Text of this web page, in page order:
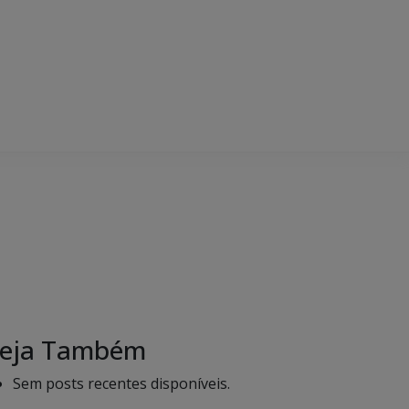
Também
Sem posts recentes disponíveis.